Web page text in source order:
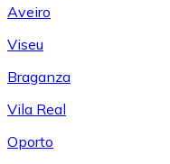
Aveiro
Viseu
Braganza
Vila Real
Oporto